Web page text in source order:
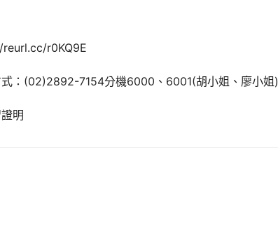
r0KQ9E
：(02)2892-7154分機6000、6001(胡小姐、廖小姐)
明